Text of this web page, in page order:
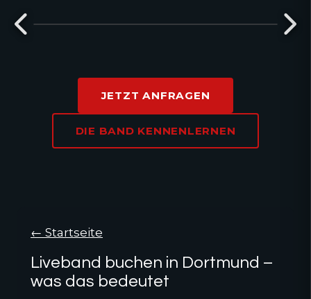
JETZT ANFRAGEN
DIE BAND KENNENLERNEN
← Startseite
Liveband buchen in Dortmund –
was das bedeutet